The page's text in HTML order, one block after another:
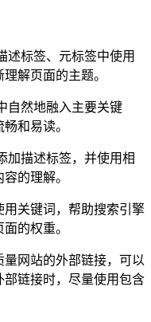
标签、元标签中使用
解页面的主题。
自然地融入主要关键
和易读。
描述标签，并使用相
的理解。
用关键词，帮助搜索引擎
的权重。
网站的外部链接，可以
链接时，尽量使用包含